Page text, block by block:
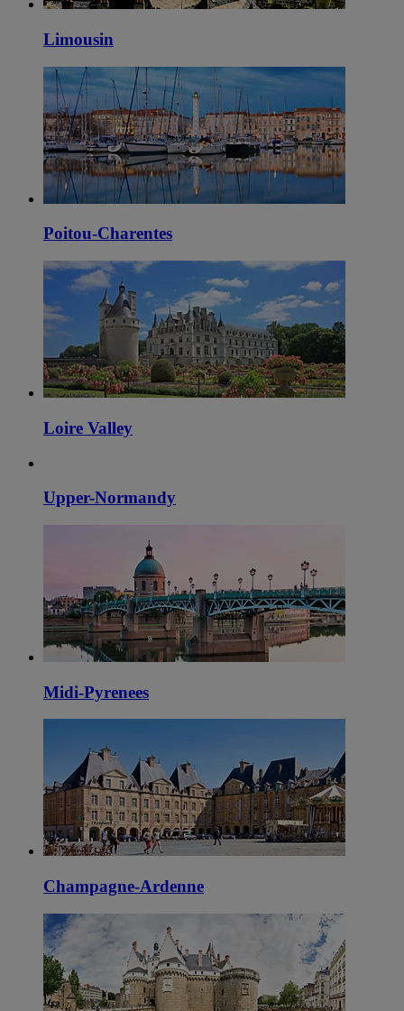
Limousin
Poitou-Charentes
Loire Valley
Upper-Normandy
Midi-Pyrenees
Champagne-Ardenne